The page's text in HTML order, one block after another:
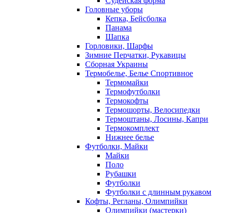
Головные уборы
Кепка, Бейсболка
Панама
Шапка
Горловики, Шарфы
Зимние Перчатки, Рукавицы
Сборная Украины
Термобелье, Белье Спортивное
Термомайки
Термофутболки
Термокофты
Термошорты, Велосипедки
Термоштаны, Лосины, Капри
Термокомплект
Нижнее белье
Футболки, Майки
Майки
Поло
Рубашки
Футболки
Футболки с длинным рукавом
Кофты, Регланы, Олимпийки
Олимпийки (мастерки)